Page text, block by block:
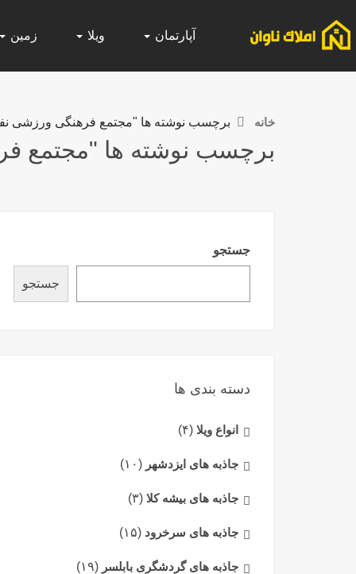
آپارتمان ویلا زمین
خانه برچسب نوشته ها "مجتمع فرهنگی ورزشی
برچسب نوشته ها "مجتمع
جستجو
جستجو
دسته بندی ها
انواع ویلا (۴)
جاذبه های ایزدشهر (۱۰)
جاذبه های بیشه کلا (۳)
جاذبه های سرخرود (۱۵)
جاذبه های گردشگری بابلسر (۱۹)